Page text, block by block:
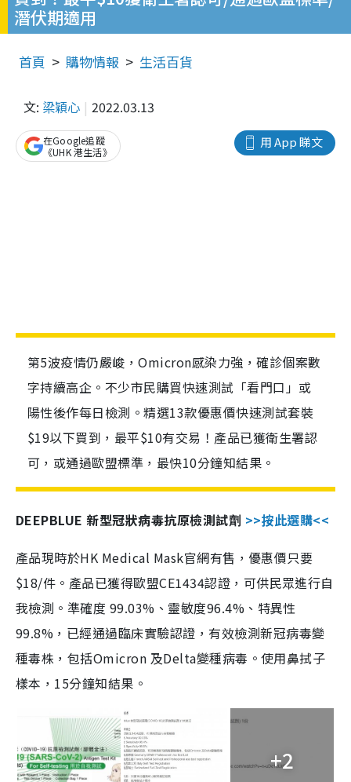
潛伏期適用
首頁 購物情報 生活百貨
文: 梁穎心 2022.03.13
用 App 睇文
在Google追蹤
《UHK 港生活》
第5波疫情仍嚴峻，Omicron感染力強，確診個案數
字持續高企。不少市民購買快速測試「看門口」或
陽性後作每日檢測。精選13款優惠價快速測試套裝
$19以下買到，最平$10有交易！產品已獲衛生署認
可，或通過歐盟標準，最快10分鐘知結果。
DEEPBLUE 新型冠狀病毒抗原檢測試劑 >>按此選購<<
產品現時於HK Medical Mask官網有售，優惠價只要
$18/件。產品已獲得歐盟CE1434認證，可供民眾進行自
我檢測。準確度 99.03%、靈敏度96.4%、特異性
99.8%，已經通過臨床實驗認證，有效檢測新冠病毒變
種毒株，包括Omicron 及Delta變種病毒。使用鼻拭子
樣本，15分鐘知結果。
+2